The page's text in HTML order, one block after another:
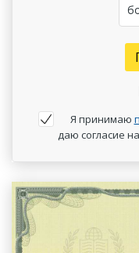
Я принимаю
даю согласие